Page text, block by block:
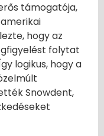
támogatója,
hogy az
folytat
logikus, hogy a
Snowdent,